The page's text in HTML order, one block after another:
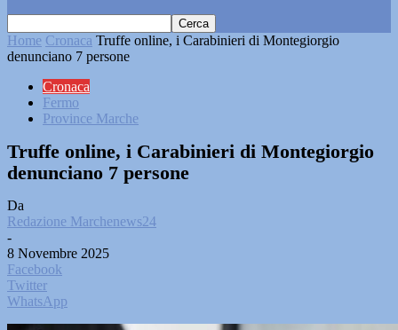
Home Cronaca Truffe online, i Carabinieri di Montegiorgio
denunciano 7 persone
Cronaca
Fermo
Province Marche
Truffe online, i Carabinieri di Montegiorgio
denunciano 7 persone
Da
Redazione Marchenews24
-
8 Novembre 2025
Facebook
Twitter
WhatsApp